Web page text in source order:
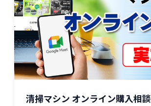
清掃マシン オンライン購入相談